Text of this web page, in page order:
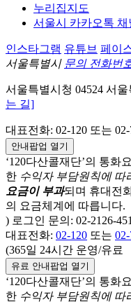
누리집지도
서울시 카카오톡 채
인스타그램 유튜브 페이
서울특별시 문의 전화번
서울특별시청 04524 서
는 길]
대표전화: 02-120 또는
안내팝업 열기
‘120다산콜재단’의 통화
한 수익자 부담원칙에 따
요금이 부과되며 휴대전
의 요금체계에 따릅니다.
) 로그인 문의: 02-2126-
대표전화: 02-120 또는
(365일 24시간 운영/유료
유료 안내팝업 열기
‘120다산콜재단’의 통화
한 수익자 부담원칙에 따